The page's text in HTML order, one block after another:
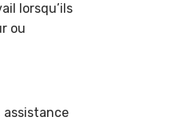
lorsqu’ils
ou
assistance